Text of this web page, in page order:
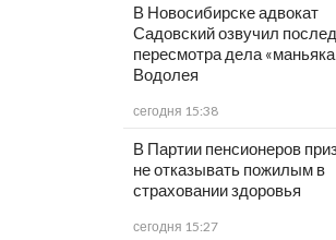
В Новосибирске адвокат
Садовский озвучил
пересмотра дела
Водолея
сегодня 15:38
В Партии пенсионеров
не отказывать пожилым в
страховании здоровья
сегодня 15:27